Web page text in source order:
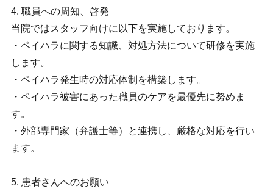
4. 職員への周知、啓発
当院ではスタッフ向けに以下を実施しております。
・ペイハラに関する知識、対処方法について研修を実施
します。
・ペイハラ発生時の対応体制を構築します。
・ペイハラ被害にあった職員のケアを最優先に努めま
す。
・外部専門家（弁護士等）と連携し、厳格な対応を行い
ます。
5. 患者さんへのお願い